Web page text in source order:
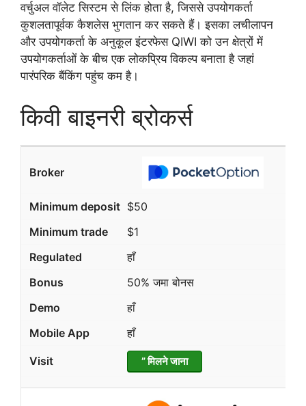
वर्चुअल वॉलेट सिस्टम से लिंक होता है, जिससे उपयोगकर्ता
कुशलतापूर्वक कैशलेस भुगतान कर सकते हैं। इसका लचीलापन
और उपयोगकर्ता के अनुकूल इंटरफेस QIWI को उन क्षेत्रों में
उपयोगकर्ताओं के बीच एक लोकप्रिय विकल्प बनाता है जहां
पारंपरिक बैंकिंग पहुंच कम है।
किवी बाइनरी ब्रोकर्स
$50
$1
हाँ
50% जमा बोनस
हाँ
हाँ
” मिलने जाना